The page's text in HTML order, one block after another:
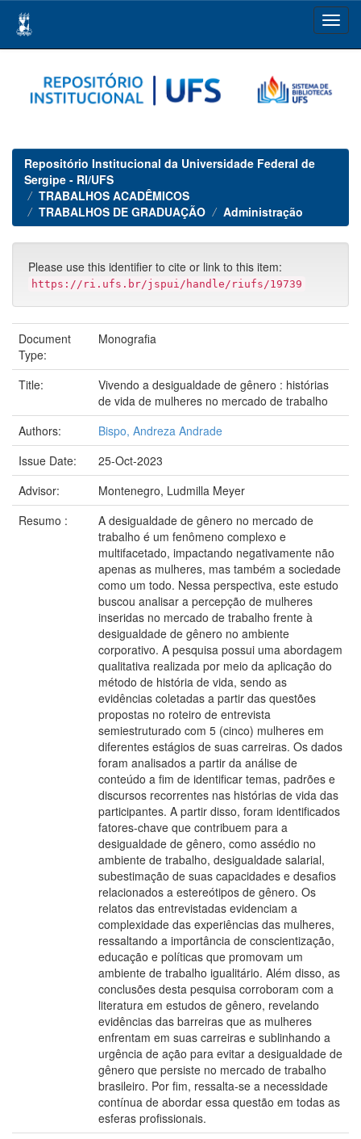
navigation
Repositório Institucional da Universidade Federal de
Sergipe - RI/UFS
TRABALHOS ACADÊMICOS
TRABALHOS DE GRADUAÇÃO
Administração
Please use this identifier to cite or link to this item:
https://ri.ufs.br/jspui/handle/riufs/19739
Document
Type:
Monografia
Title:
Vivendo a desigualdade de gênero : histórias
de vida de mulheres no mercado de trabalho
Authors:
Bispo, Andreza Andrade
Issue Date:
25-Oct-2023
Advisor:
Montenegro, Ludmilla Meyer
Resumo :
A desigualdade de gênero no mercado de
trabalho é um fenômeno complexo e
multifacetado, impactando negativamente não
apenas as mulheres, mas também a sociedade
como um todo. Nessa perspectiva, este estudo
buscou analisar a percepção de mulheres
inseridas no mercado de trabalho frente à
desigualdade de gênero no ambiente
corporativo. A pesquisa possui uma abordagem
qualitativa realizada por meio da aplicação do
método de história de vida, sendo as
evidências coletadas a partir das questões
propostas no roteiro de entrevista
semiestruturado com 5 (cinco) mulheres em
diferentes estágios de suas carreiras. Os dados
foram analisados a partir da análise de
conteúdo a fim de identificar temas, padrões e
discursos recorrentes nas histórias de vida das
participantes. A partir disso, foram identificados
fatores-chave que contribuem para a
desigualdade de gênero, como assédio no
ambiente de trabalho, desigualdade salarial,
subestimação de suas capacidades e desafios
relacionados a estereótipos de gênero. Os
relatos das entrevistadas evidenciam a
complexidade das experiências das mulheres,
ressaltando a importância de conscientização,
educação e políticas que promovam um
ambiente de trabalho igualitário. Além disso, as
conclusões desta pesquisa corroboram com a
literatura em estudos de gênero, revelando
evidências das barreiras que as mulheres
enfrentam em suas carreiras e sublinhando a
urgência de ação para evitar a desigualdade de
gênero que persiste no mercado de trabalho
brasileiro. Por fim, ressalta-se a necessidade
contínua de abordar essa questão em todas as
esferas profissionais.